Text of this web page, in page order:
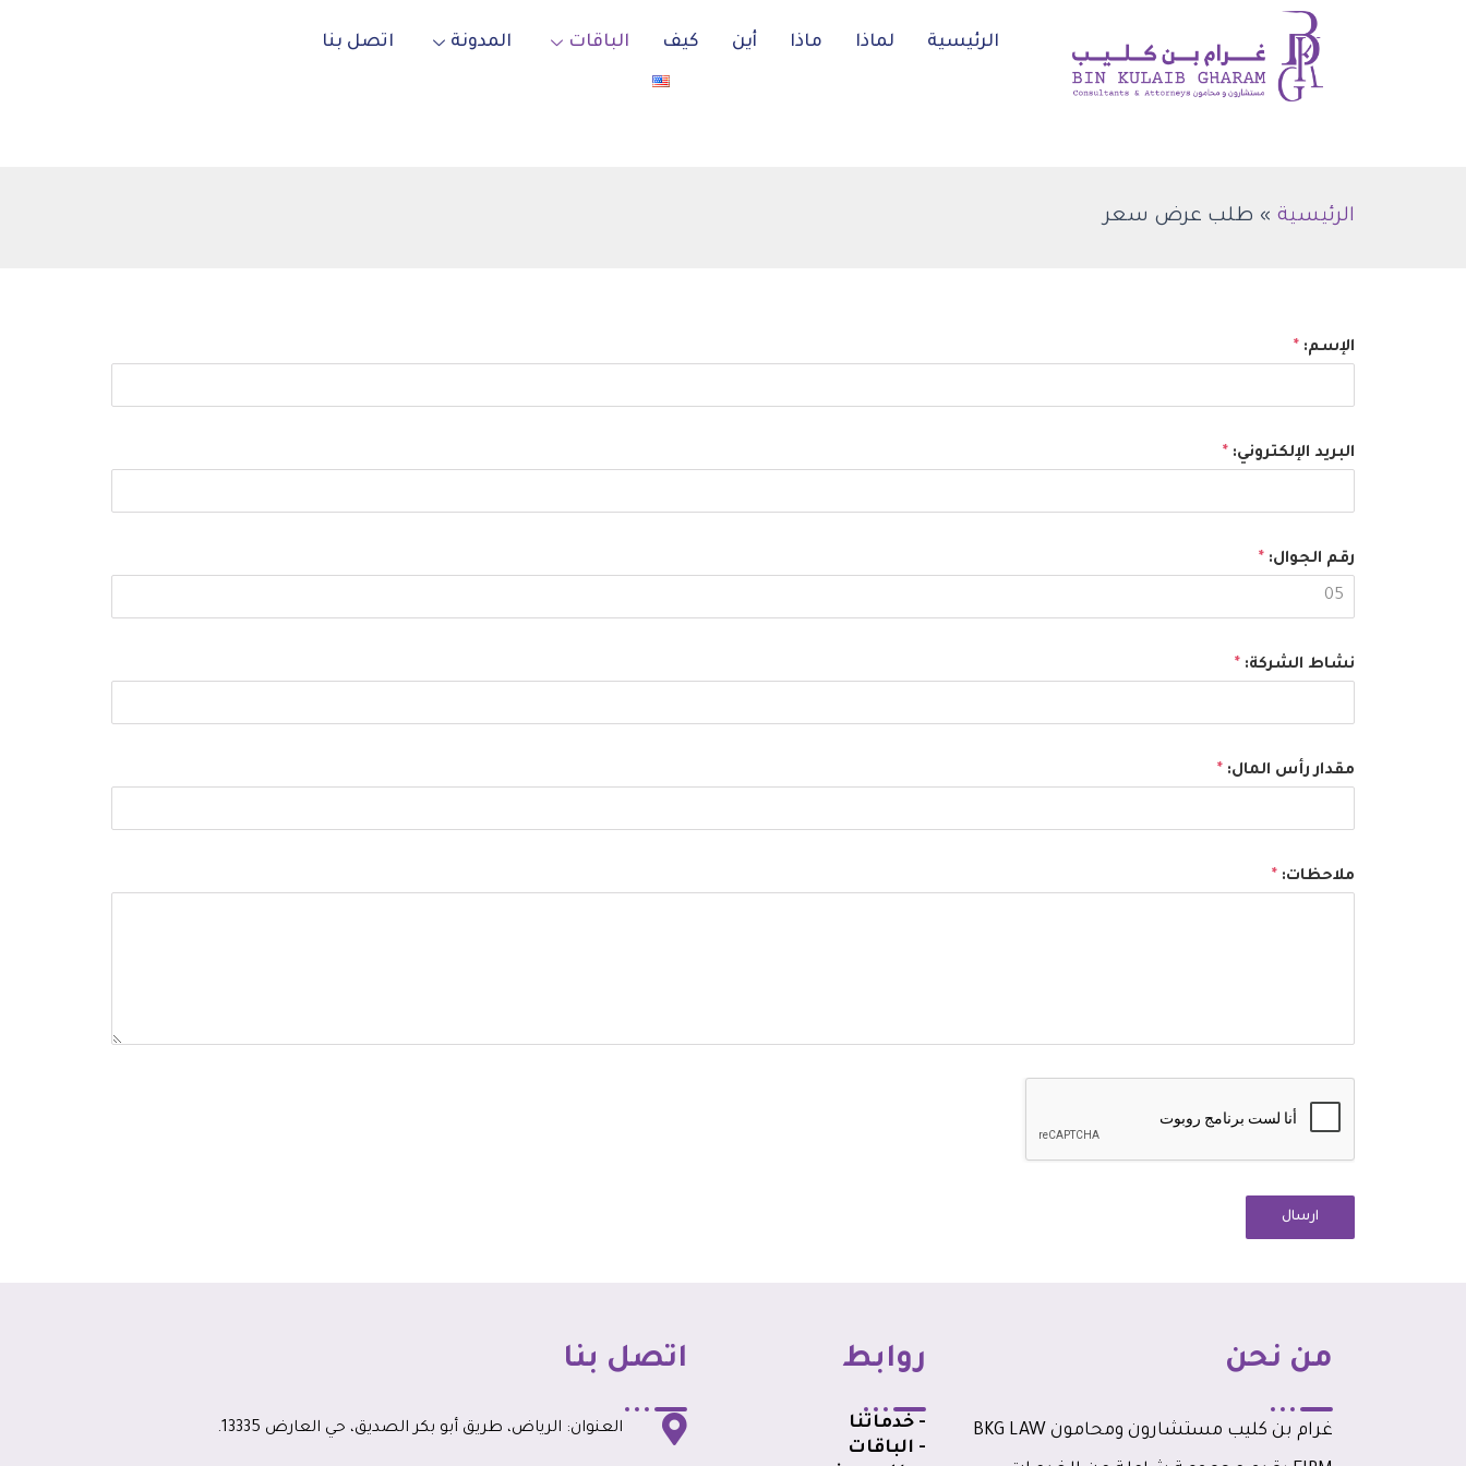
الرئيسية لماذا ماذا أين كيف الباقات المدونة اتصل بنا
الرئيسية طلب عرض سعر
الإسم: *
البريد الإلكتروني: *
رقم الجوال: *
نشاط الشركة: *
مقدار رأس المال: *
ملاحظات: *
ارسال
من نحن
غرام بن كليب مستشارون ومحامون BKG LAW
روابط
- خدماتنا
- الباقات
اتصل بنا
العنوان: الرياض، طريق أبو بكر الصديق، حي العارض 13335.